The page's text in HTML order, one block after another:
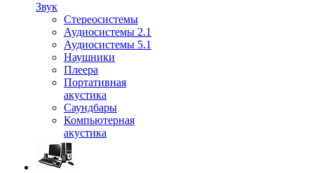
Звук
Стереосистемы
Аудиосистемы 2.1
Аудиосистемы 5.1
Наушники
Плеера
Портативная
акустика
Саундбары
Компьютерная
акустика